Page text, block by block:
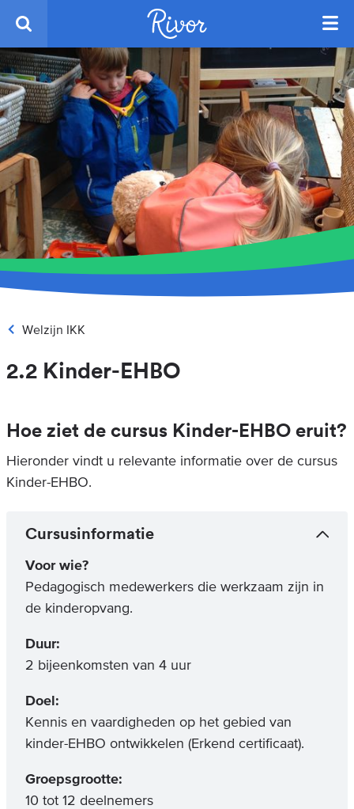
Welzijn IKK
2.2 Kinder-EHBO
Hoe ziet de cursus Kinder-EHBO eruit?
Hieronder vindt u relevante informatie over de cursus
Kinder-EHBO.
Cursusinformatie
Voor wie?
Pedagogisch medewerkers die werkzaam zijn in
de kinderopvang.
Duur:
2 bijeenkomsten van 4 uur
Doel:
Kennis en vaardigheden op het gebied van
kinder-EHBO ontwikkelen (Erkend certificaat).
Groepsgrootte:
10 tot 12 deelnemers